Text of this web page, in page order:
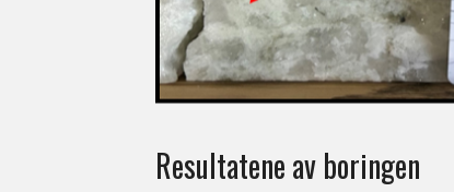
Resultatene av boringen